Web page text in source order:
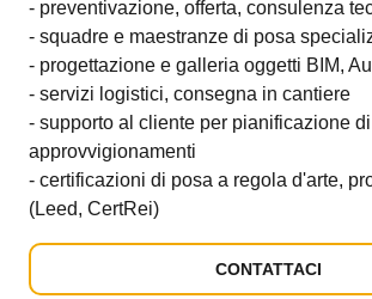
- preventivazione, offerta, consulenza
- squadre e maestranze di posa
- progettazione e galleria oggetti BIM,
- servizi logistici, consegna in cantiere
- supporto al cliente per pianificazione
approvvigionamenti
- certificazioni di posa a regola d'arte,
(Leed, CertRei)
CONTATTACI